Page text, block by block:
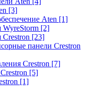
[3]
Aten [1]
[2]
[23]
панели Crestron
Crestron [7]
[5]
[1]